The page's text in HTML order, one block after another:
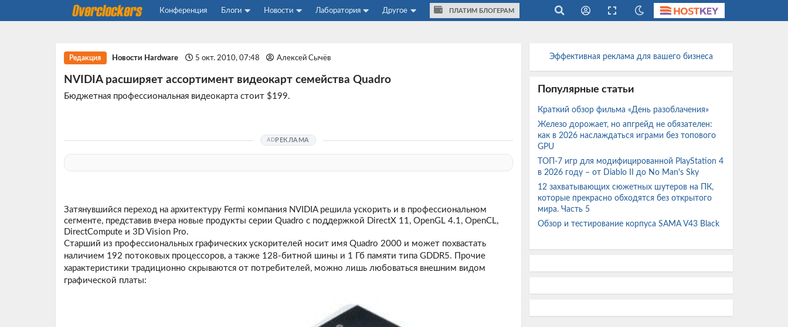
Конференция Блоги Новости Лаборатория Другое ПЛАТИМ БЛОГЕРАМ
Редакция Новости Hardware 5 окт. 2010, 07:48 Алексей Сычёв
NVIDIA расширяет ассортимент видеокарт семейства Quadro
Бюджетная профессиональная видеокарта стоит $199.
РЕКЛАМА
Затянувшийся переход на архитектуру Fermi компания NVIDIA решила ускорить и в профессиональном
сегменте, представив вчера новые продукты серии Quadro с поддержкой DirectX 11, OpenGL 4.1, OpenCL,
DirectCompute и 3D Vision Pro.
Старший из профессиональных графических ускорителей носит имя Quadro 2000 и может похвастать
наличием 192 потоковых процессоров, а также 128-битной шины и 1 Гб памяти типа GDDR5. Прочие
характеристики традиционно скрываются от потребителей, можно лишь любоваться внешним видом
графической платы:
Эффективная реклама для вашего бизнеса
Популярные статьи
Краткий обзор фильма «День разоблачения»
Железо дорожает, но апгрейд не обязателен:
как в 2026 наслаждаться играми без топового
GPU
ТОП-7 игр для модифицированной PlayStation 4
в 2026 году – от Diablo II до No Man's Sky
12 захватывающих сюжетных шутеров на ПК,
которые прекрасно обходятся без открытого
мира. Часть 5
Обзор и тестирование корпуса SAMA V43 Black